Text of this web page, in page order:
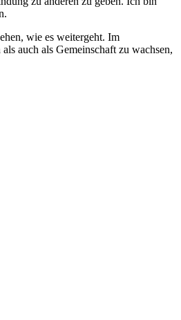
wie es weitergeht. Im
auch als Gemeinschaft zu wachsen,